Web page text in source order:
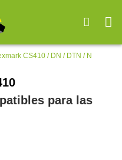
CS410 / DN / DTN / N
para las